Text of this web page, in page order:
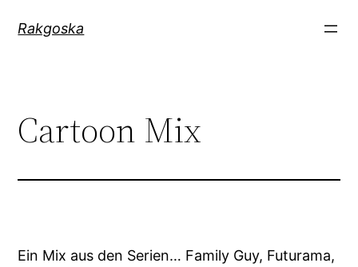
InhaltRakgoska
Cartoon Mix
Ein Mix aus den Serien… Family Guy, Futurama,